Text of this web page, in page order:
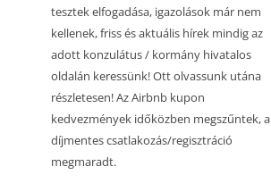
tesztek elfogadása, igazolások már nem
kellenek, friss és aktuális hírek mindig az
adott konzulátus / kormány hivatalos
oldalán keressünk! Ott olvassunk utána
részletesen! Az Airbnb kupon
kedvezmények időközben megszűntek, a
díjmentes csatlakozás/regisztráció
megmaradt.